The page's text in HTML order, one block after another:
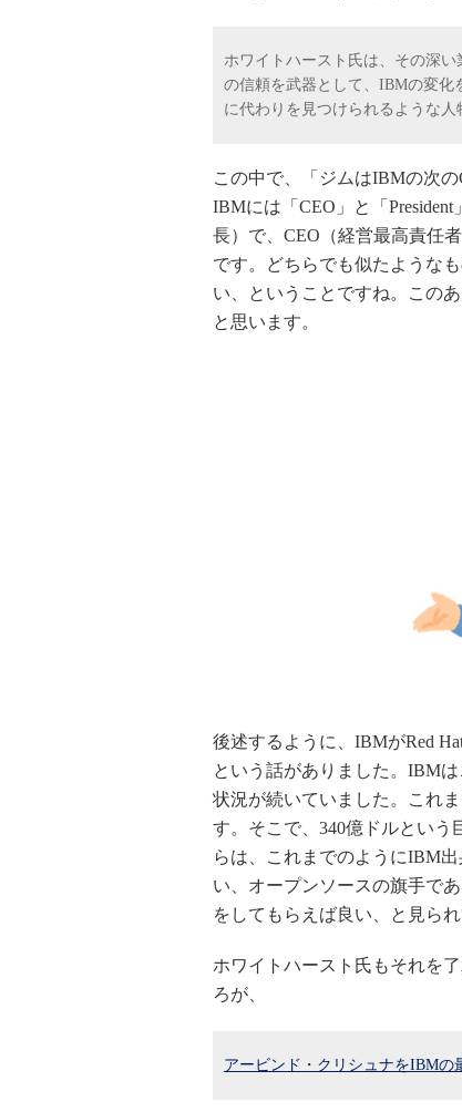
ホワイトハースト氏は、その深い
の信頼を武器として、IBMの変化
に代わりを見つけられるような
この中で、「ジムはIBMの次
IBMには「CEO」と「
長）で、CEO（経営最高責任
です。どちらでも似たような
い、ということですね。この
と思います。
後述するように、IBMがRed
という話がありました。IBM
状況が続いていました。これ
す。そこで、340億ドルとい
らは、これまでのようにIBM
い、オープンソースの旗手で
をしてもらえば良い、と見られ
ホワイトハースト氏もそれを
ろが、
アービンド・クリシュナをIBMの